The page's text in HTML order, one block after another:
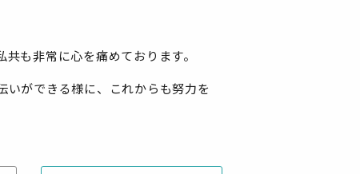
も非常に心を痛めております。
ができる様に、これからも努力を